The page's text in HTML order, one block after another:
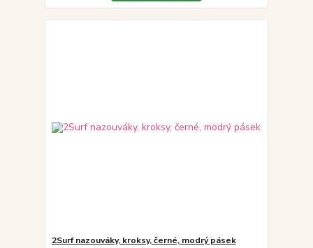
2Surf nazouváky, kroksy, černé, modrý pásek